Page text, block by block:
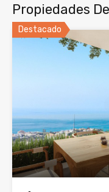
Propiedades
Destacado